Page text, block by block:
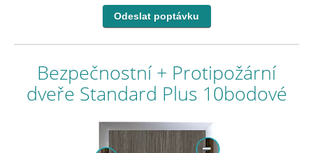
Bezpečnostní + Protipožární
dveře Standard Plus 10bodové